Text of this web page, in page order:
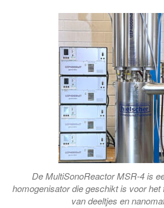
De MultiSonoReactor MSR-4 is
homogenisator die geschikt is voor
van deeltjes en